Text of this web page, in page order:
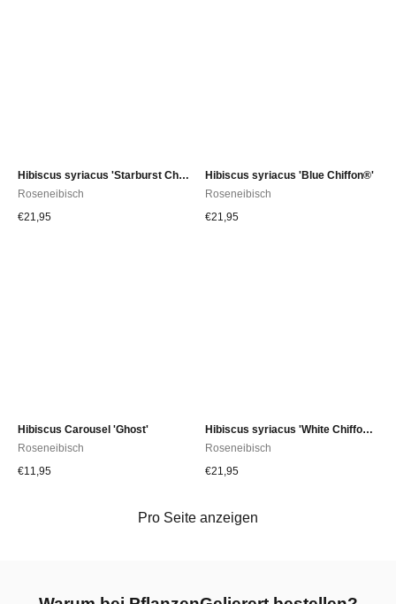
Hibiscus syriacus 'Starburst Chiffon®'
Roseneibisch
€21,95
Hibiscus syriacus 'Blue Chiffon®'
Roseneibisch
€21,95
Hibiscus Carousel 'Ghost'
Roseneibisch
€11,95
Hibiscus syriacus 'White Chiffon®'
Roseneibisch
€21,95
Pro Seite anzeigen